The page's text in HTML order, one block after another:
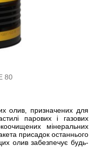
80
олив, призначених для
парових і газових
мінеральних
присадок останнього
олив забезпечує будь-